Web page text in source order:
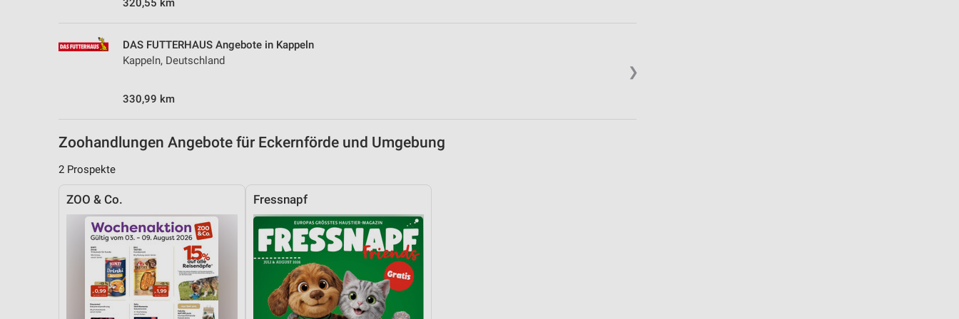
320,55 km
❯
DAS FUTTERHAUS Angebote in Kappeln
Kappeln, Deutschland
330,99 km
Zoohandlungen Angebote für Eckernförde und Umgebung
2 Prospekte
ZOO & Co. Fressnapf